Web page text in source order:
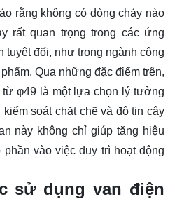
rằng không có dòng chảy nào
rất quan trọng trong các ứng
tuyệt đối, như trong ngành công
Qua những đặc điểm trên,
từ φ49 là một lựa chọn lý tưởng
soát chặt chẽ và độ tin cậy
này không chỉ giúp tăng hiệu
vào việc duy trì hoạt động
sử dụng van điện